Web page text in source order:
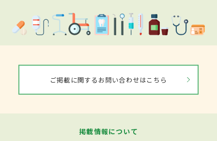
ご掲載に関するお問い合わせはこちら
掲載情報について